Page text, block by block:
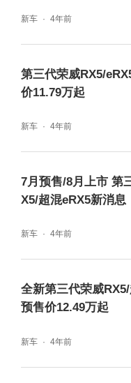
动力平顺高效 兼
无论是日常通勤
力必不可少。全
新车 4年前
第三代荣威RX5/
价11.79万起
新车 4年前
7月预售/8月上市 第
X5/超混eRX5新消息
新车 4年前
全新第三代荣威
预售价12.49万起
新车 4年前